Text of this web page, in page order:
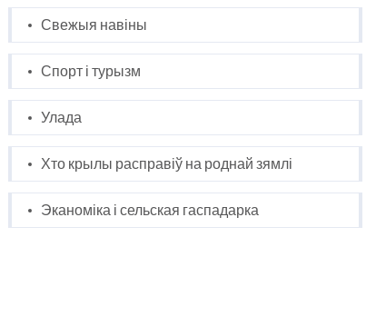
Свежыя навіны
Спорт і турызм
Улада
Хто крылы расправіў на роднай зямлі
Эканоміка і сельская гаспадарка